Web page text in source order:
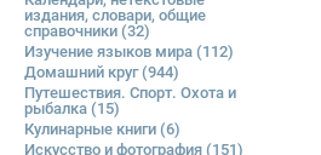
издания, словари, общие
справочники (32)
Изучение языков мира (112)
Домашний круг(944)
Путешествия. Спорт. Охота и
рыбалка (15)
Кулинарные книги (6)
Искусство и фотография (151)